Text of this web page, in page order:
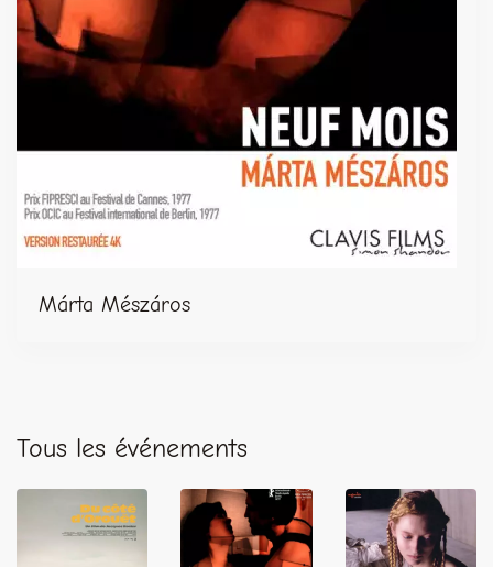
Márta Mészáros
Tous les événements